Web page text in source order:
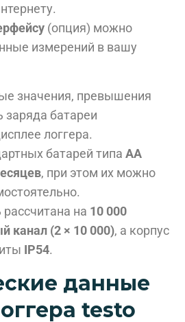
(опция) можно
измерений в вашу
значения, превышения
заряда батареи
логгера.
батарей типа AA
, при этом их можно
на 10 000
канал (2 × 10 000), а корпус
IP54.
данные
testo